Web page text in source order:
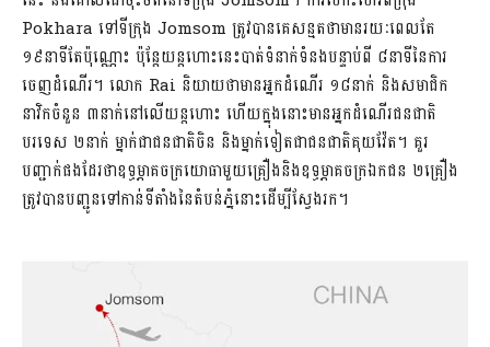
Pokhara​ ទៅទីក្រុង Jomsom ត្រូវបានគេសន្មតថាមានរយៈពេលតែ
១៩នាទីតែប៉ុណ្ណោះ ប៉ុន្តែយន្តហោះនេះបាត់ទំនាក់ទំនងបន្ទាប់ពី ៨​នាទីនៃការ
ចេញដំណើរ។ លោក Rai និយាយថាមានអ្នកដំណើរ ១៨នាក់ និងសមាជិក
នាវិកចំនួន ៣នាក់នៅលើយន្ដហោះ ហើយក្នុងនោះមានអ្នកដំណើរជនជាតិ
បរទេស ២នាក់ ម្នាក់ជាជនជាតិចិន និងម្នាក់ទៀតជាជនជាតិគុយវ៉ែត។ គួរ
បញ្ជាក់ផងដែរថាឧទ្ធម្ភាគចក្រយោធាមួយគ្រឿងនិងឧទ្ធម្ភាគចក្រឯកជន ២គ្រឿង
ត្រូវបានបញ្ជូនទៅកាន់ទីតាំងនៃតំបន់ភ្នំនោះដើម្បីស្វែងរក។